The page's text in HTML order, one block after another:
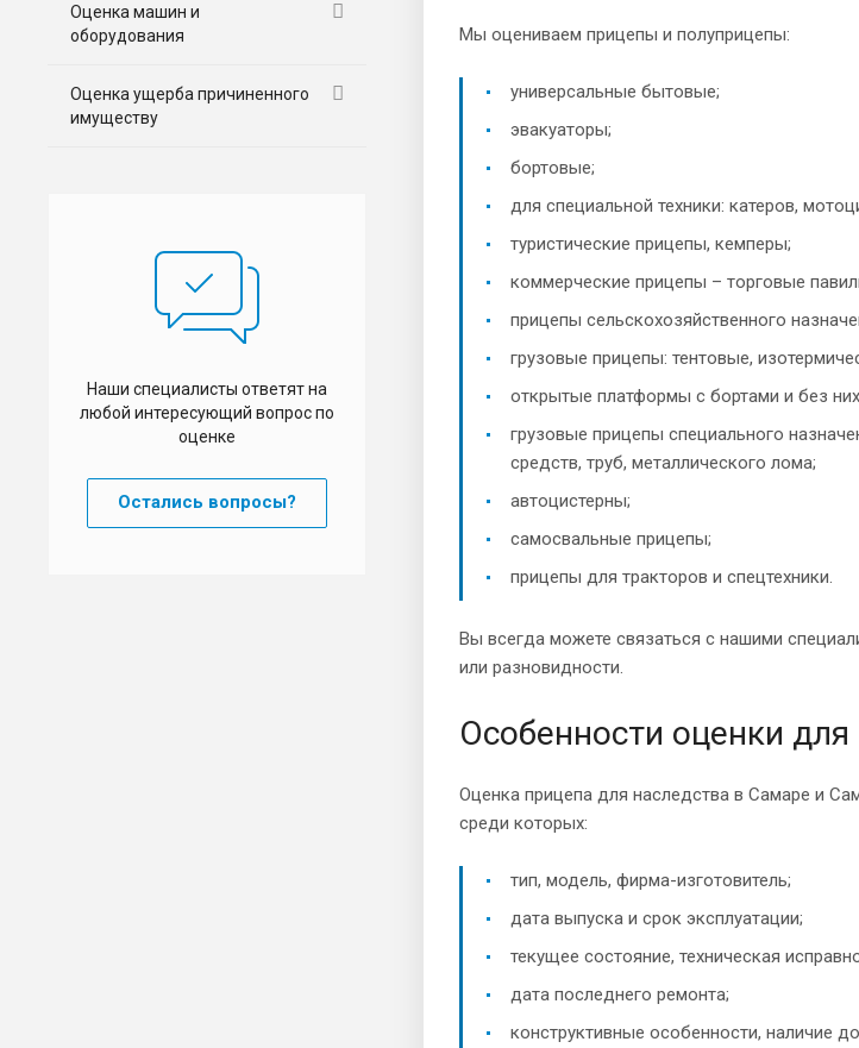
Мы оцениваем прицепы и полуприцепы:
универсальные бытовые;
эвакуаторы;
бортовые;
для специальной техники: катеров,
туристические прицепы, кемперы;
коммерческие прицепы – торговые
прицепы сельскохозяйственного
грузовые прицепы: тентовые,
открытые платформы с бортами и без
грузовые прицепы специального
средств, труб, металлического лома;
автоцистерны;
самосвальные прицепы;
прицепы для тракторов и спецтехники.
Вы всегда можете связаться с нашими
или разновидности.
Особенности оценки для
Оценка прицепа для наследства в Самаре и
среди которых:
тип, модель, фирма-изготовитель;
дата выпуска и срок эксплуатации;
текущее состояние, техническая
дата последнего ремонта;
конструктивные особенности, наличие
Оценка машин и
оборудования
Оценка ущерба причиненного
имуществу
Наши специалисты ответят на
любой интересующий вопрос по
оценке
Остались вопросы?